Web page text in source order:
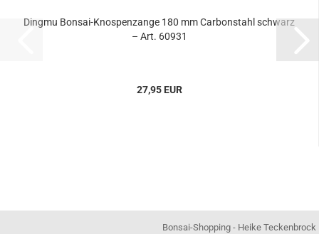
Dingmu Bonsai-Knospenzange 180 mm Carbonstahl schwarz
– Art. 60931
27,95 EUR
Bonsai-Shopping - Heike Teckenbrock